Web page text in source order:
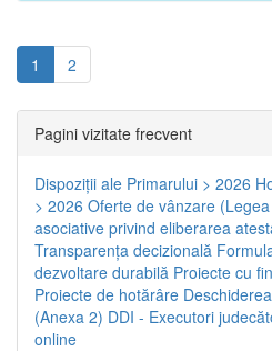
1 2
Pagini vizitate frecvent
Dispoziţii ale Primarului > 2026
> 2026 Oferte de vânzare
asociative privind eliberarea
Transparenţa decizională
dezvoltare durabilă Proiecte cu
Proiecte de hotărâre
(Anexa 2) DDI - Executori
online